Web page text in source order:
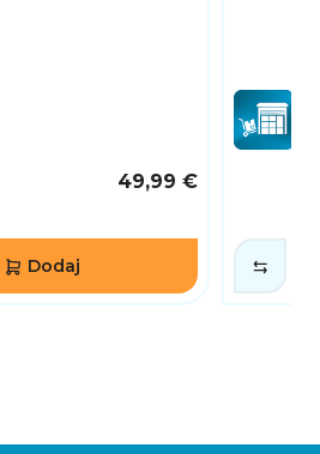
49,99 €
Dodaj